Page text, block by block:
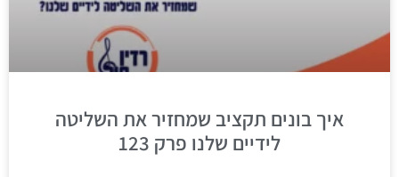
איך בונים תקציב שמחזיר את השליטה
לידיים שלנו פרק 123